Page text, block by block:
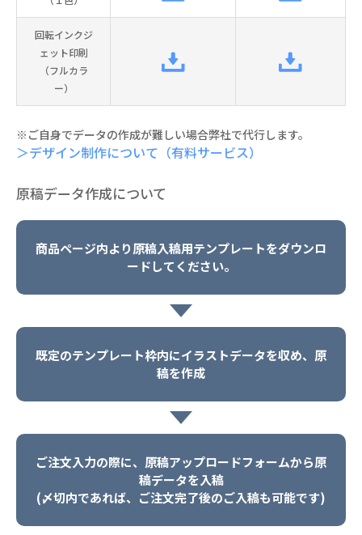
回転インクジ
ェット印刷
（フルカラ
ー）
※ご自身でデータの作成が難しい場合弊社で代行します。
＞デザイン制作について（有料サービス）
原稿データ作成について
商品ページ内より原稿入稿用テンプレートをダウンロ
ードしてください。
既定のテンプレート枠内にイラストデータを収め、原
稿を作成
ご注文入力の際に、原稿アップロードフォームから原
稿データを入稿
(〆切内であれば、ご注文完了後のご入稿も可能です)